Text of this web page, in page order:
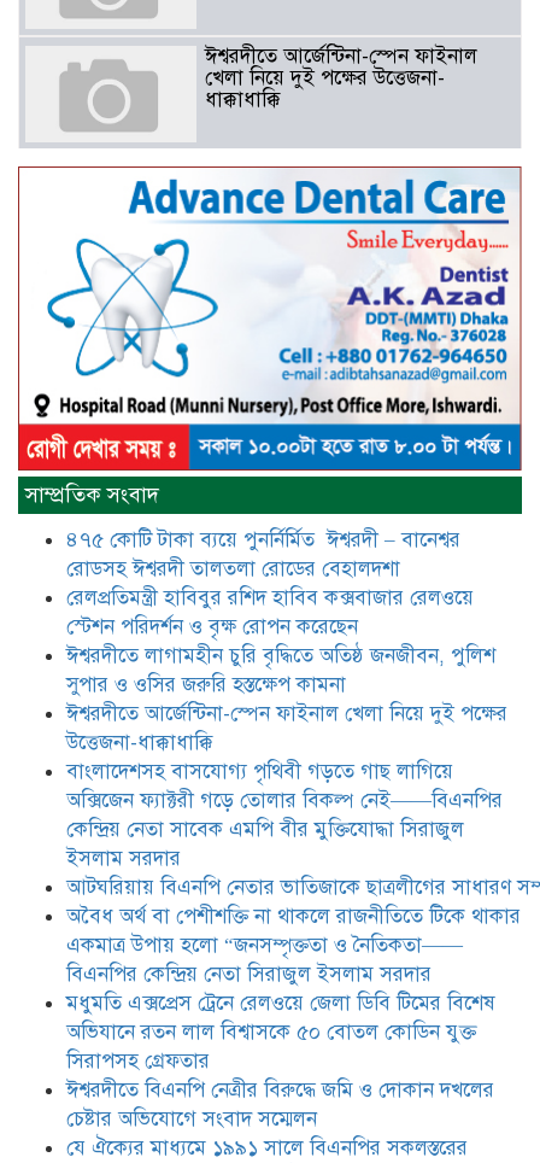
ঈশ্বরদীতে আর্জেন্টিনা-স্পেন ফাইনাল
খেলা নিয়ে দুই পক্ষের উত্তেজনা-
ধাক্কাধাক্কি
বাংলাদেশসহ বাসযোগ্য পৃথিবী গড়তে
গাছ লাগিয়ে অক্সিজেন ফ্যাক্টরী গড়ে
তোলার বিকল্প নেই——বিএনপির
কেন্দ্রিয় নেতা সাবেক এমপি বীর
মুক্তিযোদ্ধা সিরাজুল ইসলাম সরদার
আটঘরিয়ায় বিএনপি নেতার ভাতিজাকে ছাত্রলীগের সাধারণ
​​অবৈধ অর্থ বা পেশীশক্তি না থাকলে
রাজনীতিতে টিকে থাকার একমাত্র উপায়
বিএনপির কেন্দ্রিয় নেতা সিরাজুল ইসলাম
সরদার
মধুমতি এক্সপ্রেস ট্রেনে রেলওয়ে জেলা
ডিবি টিমের বিশেষ অভিযানে রতন লাল
বিশ্বাসকে ৫০ বোতল কোডিন যুক্ত
সিরাপসহ গ্রেফতার
ঈশ্বরদীতে বিএনপি নেত্রীর বিরুদ্ধে জমি ও
দোকান দখলের চেষ্টার অভিযোগে সংবাদ
সম্মেলন
যে ঐক্যের মাধ্যমে ১৯৯১ সালে
বিএনপির সকলস্তরের নেতাকর্মীরা ভঙ্গুর
দলকে প্রতিষ্ঠা এবং নির্বাচন করে
স্বৈরাচারী শেখ হাসিনাকে অপসারণ
করেছিল সেই ঐক্যকেই সুদৃঢ় করার
আহবান জানিয়েছেন—- বিএনপির কেন্দ্রিয় নির্বাহী কমিটির নেতা,
সাবেক এমপি বীর মুক্তিযোদ্ধা সিরাজুল ইসলাম সরদার
সাম্প্রতিক সংবাদ
৪৭৫ কোটি টাকা ব্যয়ে পুনর্নির্মিত ঈশ্বরদী – বানেশ্বর
রোডসহ ঈশ্বরদী তালতলা রোডের বেহালদশা
রেলপ্রতিমন্ত্রী হাবিবুর রশিদ হাবিব কক্সবাজার রেলওয়ে
স্টেশন পরিদর্শন ও বৃক্ষ রোপন করেছেন
ঈশ্বরদীতে লাগামহীন চুরি বৃদ্ধিতে অতিষ্ঠ জনজীবন, পুলিশ
সুপার ও ওসির জরুরি হস্তক্ষেপ কামনা ​
ঈশ্বরদীতে আর্জেন্টিনা-স্পেন ফাইনাল খেলা নিয়ে দুই পক্ষের
উত্তেজনা-ধাক্কাধাক্কি
বাংলাদেশসহ বাসযোগ্য পৃথিবী গড়তে গাছ লাগিয়ে
অক্সিজেন ফ্যাক্টরী গড়ে তোলার বিকল্প নেই——বিএনপির
কেন্দ্রিয় নেতা সাবেক এমপি বীর মুক্তিযোদ্ধা সিরাজুল
ইসলাম সরদার
আটঘরিয়ায় বিএনপি নেতার ভাতিজাকে ছাত্রলীগের সাধারণ
​​অবৈধ অর্থ বা পেশীশক্তি না থাকলে রাজনীতিতে টিকে থাকার
একমাত্র উপায় হলো “জনসম্পৃক্ততা ও নৈতিকতা——
বিএনপির কেন্দ্রিয় নেতা সিরাজুল ইসলাম সরদার
মধুমতি এক্সপ্রেস ট্রেনে রেলওয়ে জেলা ডিবি টিমের বিশেষ
অভিযানে রতন লাল বিশ্বাসকে ৫০ বোতল কোডিন যুক্ত
সিরাপসহ গ্রেফতার
ঈশ্বরদীতে বিএনপি নেত্রীর বিরুদ্ধে জমি ও দোকান দখলের
চেষ্টার অভিযোগে সংবাদ সম্মেলন
যে ঐক্যের মাধ্যমে ১৯৯১ সালে বিএনপির সকলস্তরের